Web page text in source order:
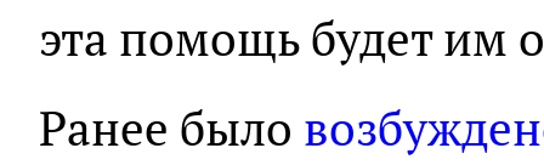
эта помощь будет им
Ранее было